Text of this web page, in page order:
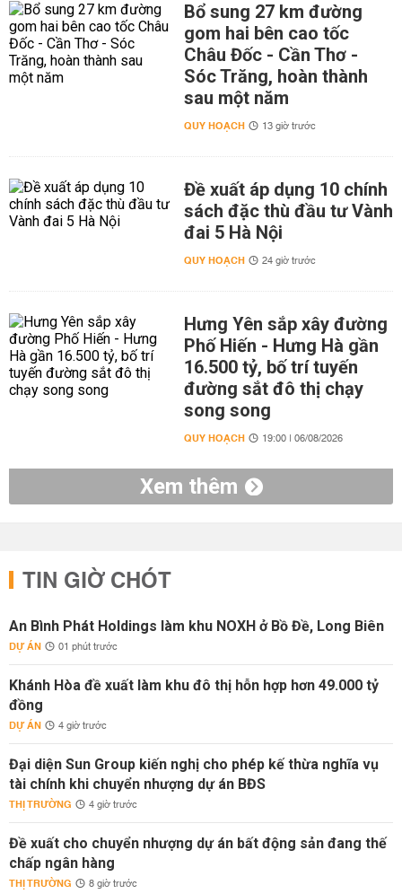
Bổ sung 27 km đường
gom hai bên cao tốc
Châu Đốc - Cần Thơ -
Sóc Trăng, hoàn thành
sau một năm
QUY HOẠCH 13 giờ trước
Đề xuất áp dụng 10 chính
sách đặc thù đầu tư Vành
đai 5 Hà Nội
QUY HOẠCH 24 giờ trước
Hưng Yên sắp xây đường
Phố Hiến - Hưng Hà gần
16.500 tỷ, bố trí tuyến
đường sắt đô thị chạy
song song
QUY HOẠCH 19:00 | 06/08/2026
Xem thêm
TIN GIỜ CHÓT
An Bình Phát Holdings làm khu NOXH ở Bồ Đề, Long Biên
DỰ ÁN 01 phút trước
Khánh Hòa đề xuất làm khu đô thị hỗn hợp hơn 49.000 tỷ
đồng
DỰ ÁN 4 giờ trước
Đại diện Sun Group kiến nghị cho phép kế thừa nghĩa vụ
tài chính khi chuyển nhượng dự án BĐS
THỊ TRƯỜNG 4 giờ trước
Đề xuất cho chuyển nhượng dự án bất động sản đang thế
chấp ngân hàng
THỊ TRƯỜNG 8 giờ trước